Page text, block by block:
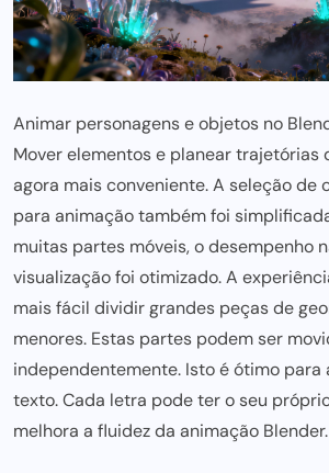
Animar personagens e objetos no
Mover elementos e planear trajetórias
agora mais conveniente. A seleção de
para animação também foi
muitas partes móveis, o desempenho
visualização foi otimizado. A
mais fácil dividir grandes peças de
menores. Estas partes podem ser
independentemente. Isto é ótimo para
texto. Cada letra pode ter o seu
melhora a fluidez da animação Blender.